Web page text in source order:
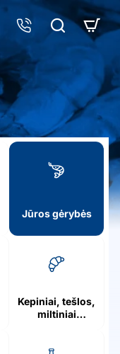
Jūros gėrybės
Kepiniai, tešlos,
miltiniai